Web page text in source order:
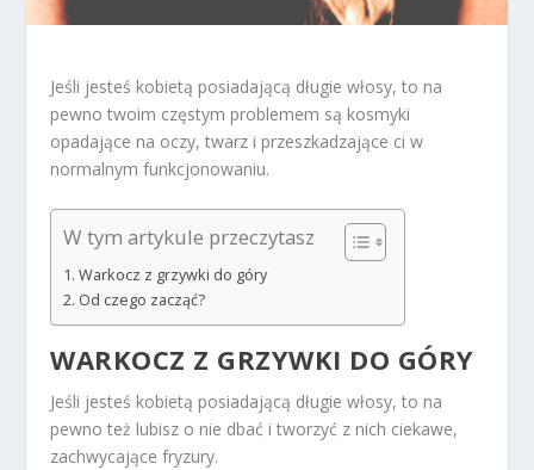
Jeśli jesteś kobietą posiadającą długie włosy, to na
pewno twoim częstym problemem są kosmyki
opadające na oczy, twarz i przeszkadzające ci w
normalnym funkcjonowaniu.
W tym artykule przeczytasz
Warkocz z grzywki do góry
Od czego zacząć?
WARKOCZ Z GRZYWKI DO GÓRY
Jeśli jesteś kobietą posiadającą długie włosy, to na
pewno też lubisz o nie dbać i tworzyć z nich ciekawe,
zachwycające fryzury.